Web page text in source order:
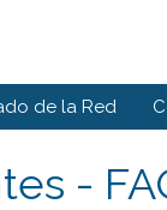
de la Red
-